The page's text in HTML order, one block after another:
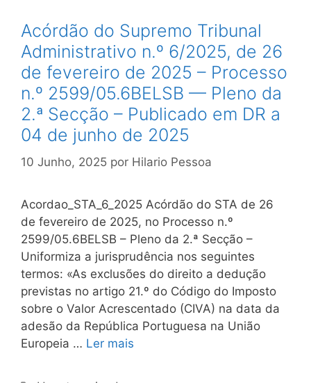
Acórdão do Supremo Tribunal
Administrativo n.º 6/2025, de 26
de fevereiro de 2025 – Processo
n.º 2599/05.6BELSB — Pleno da
2.ª Secção – Publicado em DR a
04 de junho de 2025
10 Junho, 2025 por Hilario Pessoa
Acordao_STA_6_2025 Acórdão do STA de 26
de fevereiro de 2025, no Processo n.º
2599/05.6BELSB – Pleno da 2.ª Secção –
Uniformiza a jurisprudência nos seguintes
termos: «As exclusões do direito a dedução
previstas no artigo 21.º do Código do Imposto
sobre o Valor Acrescentado (CIVA) na data da
adesão da República Portuguesa na União
Europeia … Ler mais